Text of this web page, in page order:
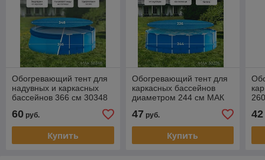
Обогревающий тент для
надувных и каркасных
бассейнов 366 см 30348
60 руб.
Купить
Обогревающий тент для
каркасных бассейнов
диаметром 244 см МАК
47 руб.
Купить
42